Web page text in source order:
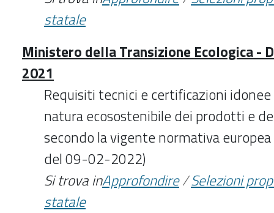
statale
Ministero della Transizione Ecologica -
2021
Requisiti tecnici e certificazioni
natura ecosostenibile dei prodotti e
secondo la vigente normativa
del 09-02-2022)
Si trova inApprofondire/Selezioni
statale